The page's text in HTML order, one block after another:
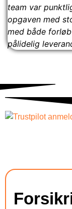
team var
opgaven med
med både
pålidelig